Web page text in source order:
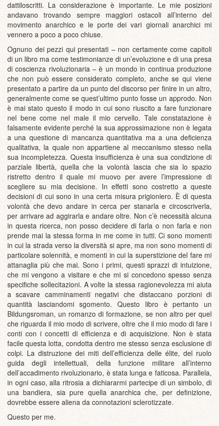
dattiloscritti. La considerazione è importante. Le mie posizioni
andavano trovando sempre maggiori ostacoli all’interno del
movimento anarchico e le porte dei vari giornali anarchici mi
vennero a poco a poco chiuse.
Ognuno dei pezzi qui presentati – non certamente come capitoli
di un libro ma come testimonianze di un’evoluzione e di una presa
di coscienza rivoluzionaria – è un mondo in continua produzione
che non può essere considerato completo, anche se qui viene
presentato a partire da un punto del discorso per finire in un altro,
generalmente come se quest’ultimo punto fosse un approdo. Non
è mai stato questo il modo in cui sono riuscito a fare funzionare
nel bene come nel male il mio cervello. Tale constatazione è
falsamente evidente perché la sua approssimazione non è legata
a una questione di mancanza quantitativa ma a una deficienza
qualitativa, la quale non appartiene al meccanismo stesso nella
sua incompletezza. Questa insufficienza è una sua condizione di
parziale libertà, quella che la volontà lascia che sia lo spazio
ristretto dentro il quale mi muovo per avere l’impressione di
scegliere su mia decisione. In effetti sono costretto a queste
decisioni di cui sono in una certa misura prigioniero. È di questa
volontà che devo andare in cerca per stanarla e circoscriverla,
per arrivare ad aggirarla e andare oltre. Non c’è necessità alcuna
in questa ricerca, non posso decidere di farla o non farla e non
prende mai la stessa forma in me come in tutti. Ci sono momenti
in cui la strada verso la diversità si apre, ma non sono momenti di
particolare solennità, e momenti in cui la superstizione del fare mi
attanaglia più che mai. Sono i primi, questi sprazzi di intuizione,
che mi vengono a visitare e che mi si concedono spesso senza
specifiche sollecitazioni. A volte la stessa ragionevolezza mi aiuta
a scavare camminamenti negativi che distaccano porzioni di
quantità lasciandomi sgomento. Questo libro è pertanto un
Bildungsroman, un romanzo di formazione, se non altro per quel
che riguarda il mio modo di scrivere, oltre che il mio modo di fare i
conti con i concetti di efficienza e di acquisizione. Non è stata
facile questa lotta, condotta dentro me stesso senza esclusione di
colpi. La distruzione dei miti dell’efficienza delle élite, del ruolo
guida degli intellettuali, della funzione militare all’interno
dell’accadimento rivoluzionario, è stata lunga e faticosa. Parallela,
in ogni caso, alla ritrosia a dichiararmi partecipe di un simbolo, di
una bandiera, sia pure quella anarchica che, per definizione,
dovrebbe essere aliena da connotazioni sclerotizzate.
Questo per me.